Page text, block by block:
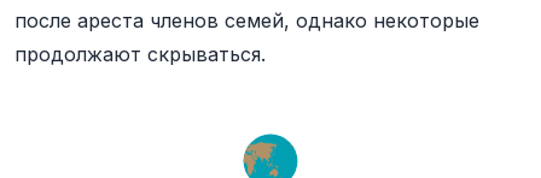
после ареста членов семей, однако некоторые
продолжают скрываться.